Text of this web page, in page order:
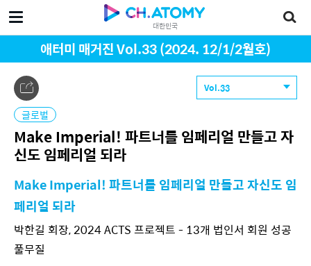
대한민국
애터미 매거진 Vol.33 (2024. 12/1/2월호)
Vol.33
글로벌
Make Imperial! 파트너를 임페리얼 만들고 자
신도 임페리얼 되라
Make Imperial! 파트너를 임페리얼 만들고 자신도 임
페리얼 되라
박한길 회장, 2024 ACTS 프로젝트 - 13개 법인서 회원 성공
풀무질